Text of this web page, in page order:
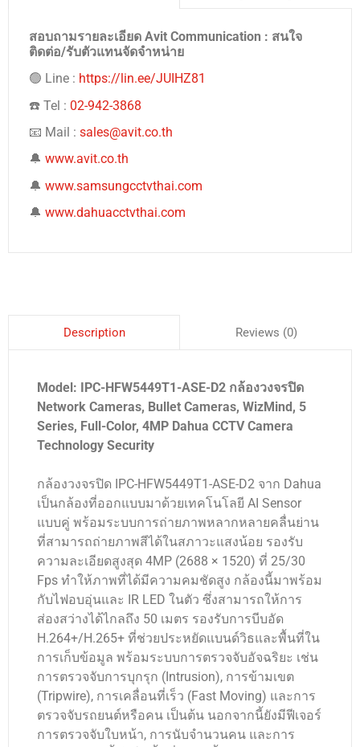
สอบถามรายละเอียด Avit Communication : สนใจ
ติดต่อ/รับตัวแทนจัดจำหน่าย
🟢 Line : https://lin.ee/JUIHZ81
☎️ Tel : 02-942-3868
📧 Mail : sales@avit.co.th
🔔 www.avit.co.th
🔔 www.samsungcctvthai.com
🔔 www.dahuacctvthai.com
Description Reviews (0)
Model: IPC-HFW5449T1-ASE-D2 กล้องวงจรปิด
Network Cameras, Bullet Cameras, WizMind, 5
Series, Full-Color, 4MP Dahua CCTV Camera
Technology Security
กล้องวงจรปิด IPC-HFW5449T1-ASE-D2 จาก Dahua
เป็นกล้องที่ออกแบบมาด้วยเทคโนโลยี AI Sensor
แบบคู่ พร้อมระบบการถ่ายภาพหลากหลายคลื่นย่าน
ที่สามารถถ่ายภาพสีได้ในสภาวะแสงน้อย รองรับ
ความละเอียดสูงสุด 4MP (2688 × 1520) ที่ 25/30
Fps ทำให้ภาพที่ได้มีความคมชัดสูง กล้องนี้มาพร้อม
กับไฟอบอุ่นและ IR LED ในตัว ซึ่งสามารถให้การ
ส่องสว่างได้ไกลถึง 50 เมตร รองรับการบีบอัด
H.264+/H.265+ ที่ช่วยประหยัดแบนด์วิธและพื้นที่ใน
การเก็บข้อมูล พร้อมระบบการตรวจจับอัจฉริยะ เช่น
การตรวจจับการบุกรุก (Intrusion), การข้ามเขต
(Tripwire), การเคลื่อนที่เร็ว (Fast Moving) และการ
ตรวจจับรถยนต์หรือคน เป็นต้น นอกจากนี้ยังมีฟีเจอร์
การตรวจจับใบหน้า, การนับจำนวนคน และการ